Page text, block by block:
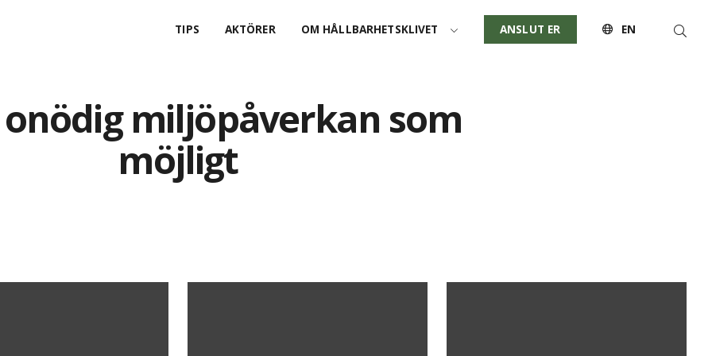
TIPS AKTÖRER OM HÅLLBARHETSKLIVET ANSLUT ER EN Sök
onödig miljöpåverkan som
möjligt